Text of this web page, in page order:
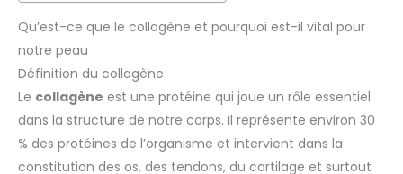
Qu’est-ce que le collagène et pourquoi est-il vital pour
notre peau
Définition du collagène
Le collagène est une protéine qui joue un rôle essentiel
dans la structure de notre corps. Il représente environ 30
% des protéines de l’organisme et intervient dans la
constitution des os, des tendons, du cartilage et surtout